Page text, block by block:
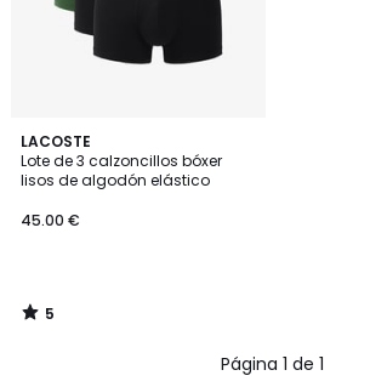
LACOSTE
Lote de 3 calzoncillos bóxer
lisos de algodón elástico
45.00 €
5
/
5
5
/
Página 1 de 1